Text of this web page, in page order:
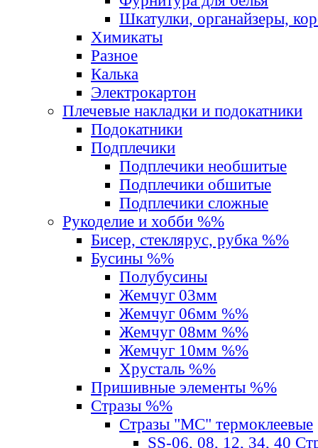
Шкатулки, органайзеры,
Химикаты
Разное
Калька
Электрокартон
Плечевые накладки и подокатники
Подокатники
Подплечики
Подплечики необшитые
Подплечики обшитые
Подплечики сложные
Рукоделие и хобби %%
Бисер, стеклярус, рубка %%
Бусины %%
Полубусины
Жемчуг 03мм
Жемчуг 06мм %%
Жемчуг 08мм %%
Жемчуг 10мм %%
Хрусталь %%
Пришивные элементы %%
Стразы %%
Стразы "MС" термоклеевые
SS-06, 08, 12, 34, 40